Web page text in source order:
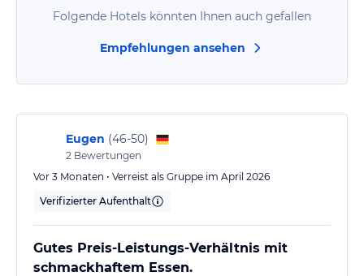
Folgende Hotels könnten Ihnen auch gefallen
Empfehlungen ansehen
Eugen (46-50)
2 Bewertungen
Vor 3 Monaten • Verreist als Gruppe im April 2026
Verifizierter Aufenthalt
Gutes Preis-Leistungs-Verhältnis mit
schmackhaftem Essen.